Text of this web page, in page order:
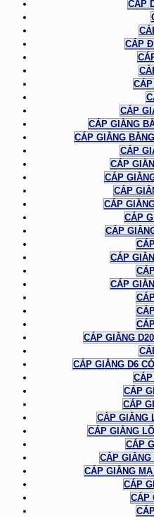
CÁP
CÁP
CÁP
CÁP GIẰNG
CÁP GIẰNG
CÁP
CÁP
CÁP
CÁP
CÁP
CÁP
CÁP
CÁP
CÁP
CÁP GIẰNG
CÁP GIẰNG D6
CÁP
CÁP
CÁP GIẰNG
CÁP GIẰNG
CÁP
CÁP
CÁP GIẰNG
CÁP
CÁP